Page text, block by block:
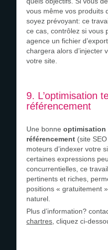
vous même vos produits
soyez prévoyant: ce
ce cas, contrôlez si vous
agence un fichier
chargera alors d’injecter
votre site.
9. L’optimisation
référencement
Une bonne optimisation
référencement (site
moteurs d’indexer votre
certaines expressions
concurrentielles, ce
pertinents et riches,
positions « gratuitement
naturel.
Plus d’information?
chartres , cliquez ci-